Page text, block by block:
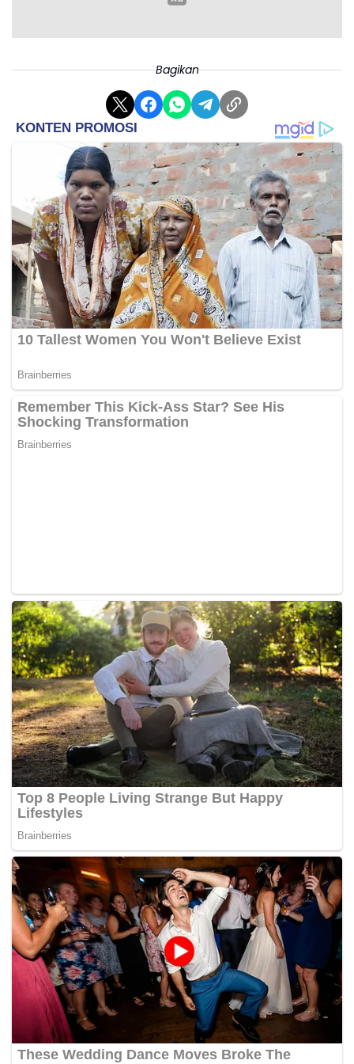
perlu dievaluasi atau justru dilanjutkan dengan
perbaikan? (*)
Bagikan